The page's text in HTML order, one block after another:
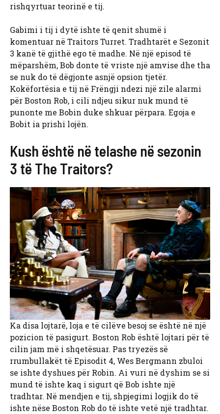
rishqyrtuar teorinë e tij.
Gabimi i tij i dytë ishte të qenit shumë i
komentuar në Traitors Turret. Tradhtarët e Sezonit
3 kanë të gjithë ego të madhe. Në një episod të
mëparshëm, Bob donte të vriste një amvise dhe tha
se nuk do të dëgjonte asnjë opsion tjetër.
Kokëfortësia e tij në Frëngji ndezi një zile alarmi
për Boston Rob, i cili ndjeu sikur nuk mund të
punonte me Bobin duke shkuar përpara. Egoja e
Bobit ia prishi lojën.
Kush është në telashe në sezonin
3 të The Traitors?
Ka disa lojtarë, loja e të cilëve besoj se është në një
pozicion të pasigurt. Boston Rob është lojtari për të
cilin jam më i shqetësuar. Pas tryezës së
rrumbullakët të Episodit 4, Wes Bergmann zbuloi
se ishte dyshues për Robin. Ai vuri në dyshim se si
mund të ishte kaq i sigurt që Bob ishte një
tradhtar. Në mendjen e tij, shpjegimi logjik do të
ishte nëse Boston Rob do të ishte vetë një tradhtar.